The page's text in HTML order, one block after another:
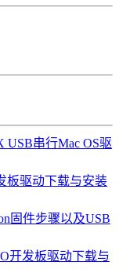
USB串行Mac OS驱
板驱动下载与安装
固件步骤以及USB
开发板驱动下载与